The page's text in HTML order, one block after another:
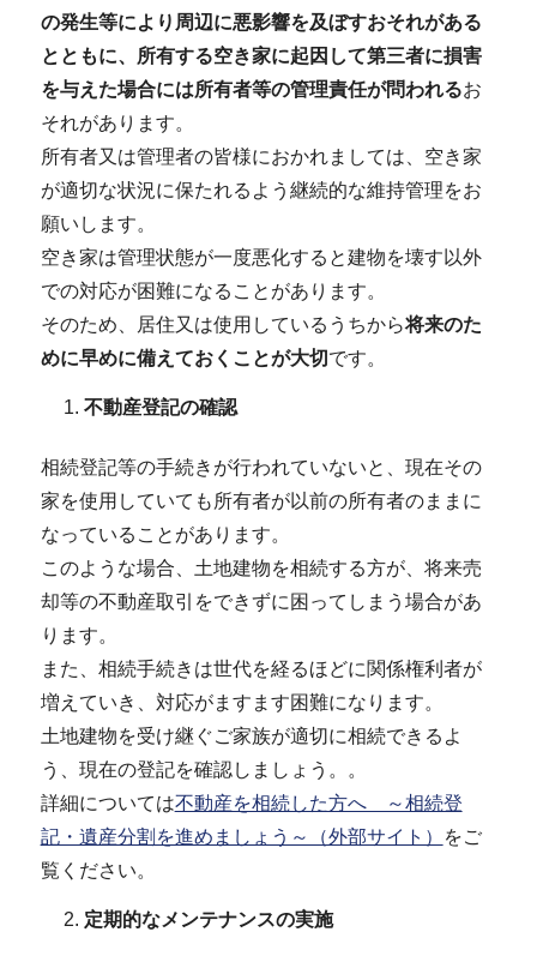
の発生等により周辺に悪影響を及ぼすおそれがある
とともに、所有する空き家に起因して第三者に損害
を与えた場合には所有者等の管理責任が問われるお
それがあります。
所有者又は管理者の皆様におかれましては、空き家
が適切な状況に保たれるよう継続的な維持管理をお
願いします。
空き家は管理状態が一度悪化すると建物を壊す以外
での対応が困難になることがあります。
そのため、居住又は使用しているうちから将来のた
めに早めに備えておくことが大切 です。
不動産登記の確認
相続登記等の手続きが行われていないと、現在その
家を使用していても所有者が以前の所有者のままに
なっていることがあります。
このような場合、土地建物を相続する方が、将来売
却等の不動産取引をできずに困ってしまう場合があ
ります。
また、相続手続きは世代を経るほどに関係権利者が
増えていき、対応がますます困難になります。
土地建物を受け継ぐご家族が適切に相続できるよ
う、現在の登記を確認しましょう。。
詳細については不動産を相続した方へ ～相続登
記・遺産分割を進めましょう～（外部サイト）
をご
覧ください。
定期的なメンテナンスの実施